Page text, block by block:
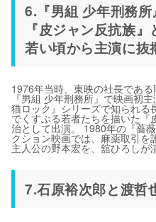
6.『男組 少年刑務所
『皮ジャン反抗族
若い頃から主演に抜
1976年当時、東映の社長である
『男組 少年刑務所』で映画初
猫ロック』シリーズで知られる
でくすぶる若者たちを描いた
治として出演。 1980年の『薔
クション映画では、麻薬取引を
主人公の野本宏を、舘ひろしが
7.石原裕次郎と渡哲